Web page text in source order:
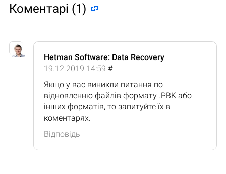
Коментарі (1)
Hetman Software: Data Recovery
19.12.2019 14:59 #
Якщо у вас виникли питання по
відновленню файлів формату .PBK або
інших форматів, то запитуйте їх в
коментарях.
Відповідь